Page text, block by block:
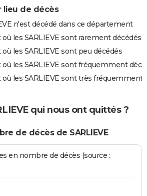
lieu de décès
n'est décédé dans ce département
les SARLIEVE sont rarement décédés
les SARLIEVE sont peu décédés
les SARLIEVE sont fréquemment
les SARLIEVE sont très fréquemment
qui nous ont quittés ?
de décès de SARLIEVE
en nombre de décès (source :